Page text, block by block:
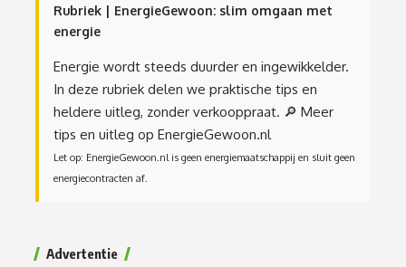
Rubriek | EnergieGewoon: slim omgaan met
energie
Energie wordt steeds duurder en ingewikkelder.
In deze rubriek delen we praktische tips en
heldere uitleg, zonder verkooppraat. 🔎 Meer
tips en uitleg op EnergieGewoon.nl
Let op: EnergieGewoon.nl is geen energiemaatschappij en sluit geen
energiecontracten af.
Advertentie